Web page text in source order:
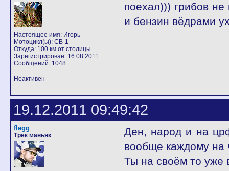
Настоящее имя: Игорь
Мотоцикл(ы): CB-1
Откуда: 100 км от столицы
Зарегистрирован: 16.08.2011
Сообщений: 1048
поехал))) грибов
и бензин вёдрами
Неактивен
19.12.2011 09:49:42
flegg
Трек маньяк
Ден, народ и на
вообще каждому на
Ты на своём то уже